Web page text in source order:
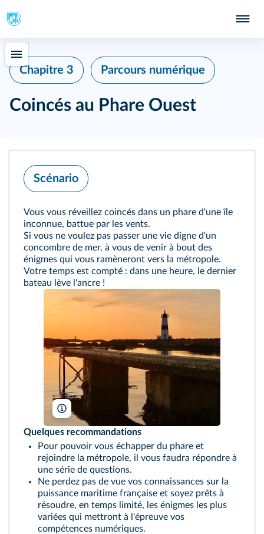
Chapitre 3 Parcours numérique
Coincés au Phare Ouest
Scénario
Vous vous réveillez coincés dans un phare d'une île
inconnue, battue par les vents.
Si vous ne voulez pas passer une vie digne d'un
concombre de mer, à vous de venir à bout des
énigmes qui vous ramèneront vers la métropole.
Votre temps est compté : dans une heure, le dernier
bateau lève l'ancre !
Marie Cuvelier/Shutterstock
Quelques recommandations
Pour pouvoir vous échapper du phare et
rejoindre la métropole, il vous faudra répondre à
une série de questions.
Ne perdez pas de vue vos connaissances sur la
puissance maritime française et soyez prêts à
résoudre, en temps limité, les énigmes les plus
variées qui mettront à l'épreuve vos
compétences numériques.